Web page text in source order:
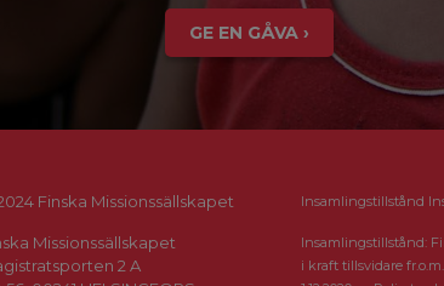
GE EN GÅVA ›
Finska Missionssällskapet
Missionssällskapet
2 A
Insamlingstillstånd
Insamlingstillstånd:
i kraft tillsvidare fr.o.m.